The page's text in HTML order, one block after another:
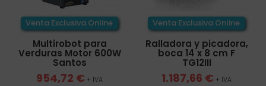
Venta Exclusiva Online
Multirobot para
Verduras Motor 600W
Santos
954,72 € + IVA
Venta Exclusiva Online
Ralladora y picadora,
boca 14 x 8 cm F
TG12III
1.187,66 € + IVA